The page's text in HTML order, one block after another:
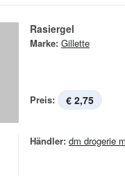
Rasiergel
Marke: Gillette
Preis: € 2,75
Händler: dm drogerie